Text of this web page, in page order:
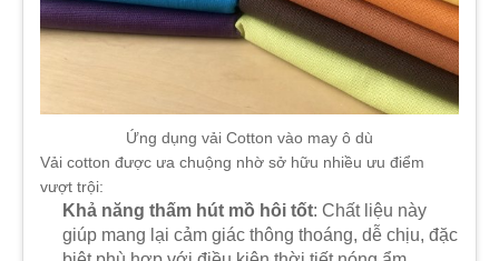
Ứng dụng vải Cotton vào may ô dù
Vải cotton được ưa chuộng nhờ sở hữu nhiều ưu điểm
vượt trội:
Khả năng thấm hút mồ hôi tốt: Chất liệu này
giúp mang lại cảm giác thông thoáng, dễ chịu, đặc